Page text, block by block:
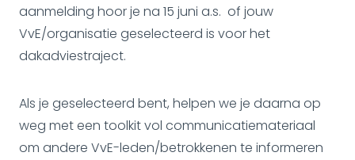
aanmelding hoor je na 15 juni a.s. of jouw
VvE/organisatie geselecteerd is voor het
dakadviestraject.
Als je geselecteerd bent, helpen we je daarna op
weg met een toolkit vol communicatiemateriaal
om andere VvE-leden/betrokkenen te informeren